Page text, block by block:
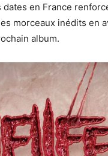
dates en France
morceaux inédits en
album.